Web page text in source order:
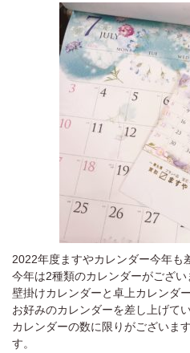
2022年度ますやカレンダー今年も
今年は2種類のカレンダーがござい
壁掛けカレンダーと卓上カレンダ
お好みのカレンダーを差し上げて
カレンダーの数に限りがございま
す。